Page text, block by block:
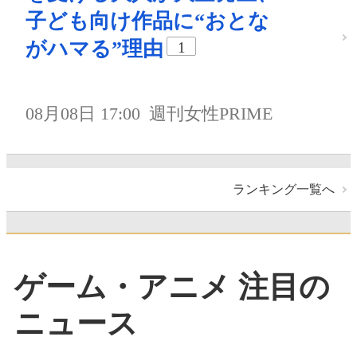
子ども向け作品に“おとな
がハマる”理由
1
08月08日 17:00 週刊女性PRIME
ランキング一覧へ
ゲーム・アニメ 注目の
ニュース